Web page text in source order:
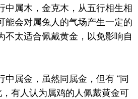
属木，金克木，从五行相生相
能会对属兔人的气场产生一定的
不太适合佩戴黄金，以免影响自
属金，虽然同属金，但有 “同
有人认为属鸡的人佩戴黄金可